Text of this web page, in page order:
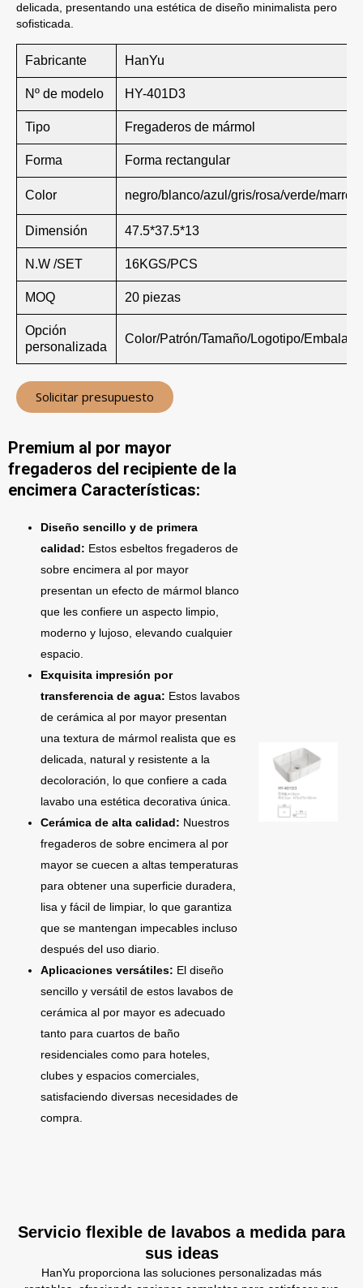
delicada, presentando una estética de diseño minimalista pero
sofisticada.
Fabricante HanYu
Nº de modelo HY-401D3
Tipo Fregaderos de mármol
Forma Forma rectangular
Color negro/blanco/azul/gris/rosa/verde/
Dimensión 47.5*37.5*13
N.W /SET 16KGS/PCS
MOQ 20 piezas
Opción
personalizada
Color/Patrón/Tamaño/Logotipo/Embalaje
Solicitar presupuesto
Premium al por mayor
fregaderos del recipiente de la
encimera Características:
Diseño sencillo y de primera
calidad: Estos esbeltos fregaderos de
sobre encimera al por mayor
presentan un efecto de mármol blanco
que les confiere un aspecto limpio,
moderno y lujoso, elevando cualquier
espacio.
Exquisita impresión por
transferencia de agua: Estos lavabos
de cerámica al por mayor presentan
una textura de mármol realista que es
delicada, natural y resistente a la
decoloración, lo que confiere a cada
lavabo una estética decorativa única.
Cerámica de alta calidad: Nuestros
fregaderos de sobre encimera al por
mayor se cuecen a altas temperaturas
para obtener una superficie duradera,
lisa y fácil de limpiar, lo que garantiza
que se mantengan impecables incluso
después del uso diario.
Aplicaciones versátiles: El diseño
sencillo y versátil de estos lavabos de
cerámica al por mayor es adecuado
tanto para cuartos de baño
residenciales como para hoteles,
clubes y espacios comerciales,
satisfaciendo diversas necesidades de
compra.
Servicio flexible de lavabos a medida para
sus ideas
HanYu proporciona las soluciones personalizadas más